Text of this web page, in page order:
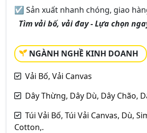
☑ Sản xuất nhanh chóng, giao
Tìm vải bố, vải đay - Lựa chọn
NGÀNH NGHỀ KINH DOANH
Vải Bố, Vải Canvas
Dây Thừng, Dây Dù, Dây Chão,
Túi Vải Bố, Túi Vải Canvas, Dù,
Cotton,.